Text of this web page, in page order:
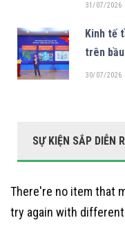
31/07/2026
Kinh tế
trên
30/07/2026
SỰ KIỆN SẮP DIỄN
There're no item that
try again with